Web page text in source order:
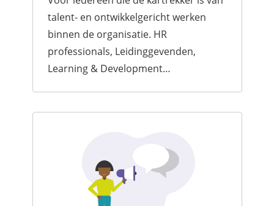
talent- en ontwikkelgericht werken
binnen de organisatie. HR
professionals, Leidinggevenden,
Learning & Development